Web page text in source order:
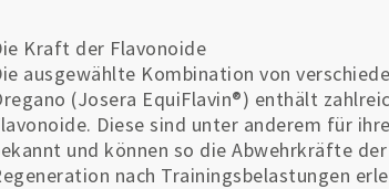
Kraft der Flavonoide
ausgewählte Kombination von
(Josera EquiFlavin®) enthält
Diese sind unter anderem für
und können so die Abwehrkräfte
nach Trainingsbelastungen